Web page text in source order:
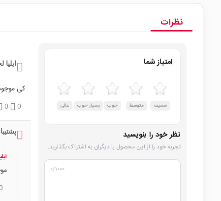
نظرات
امتیاز شما
ضعیف متوسط خوب بسیار خوب عالی
نظر خود را بنویسید
تجربه خود را از این محصول با دیگران به اشتراک بگذارید.
۰/۱۰۰۰
ایلیا
کی
0
0
0